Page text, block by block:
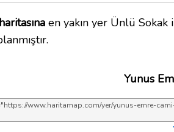
en yakın yer Ünlü Sokak
Yunus